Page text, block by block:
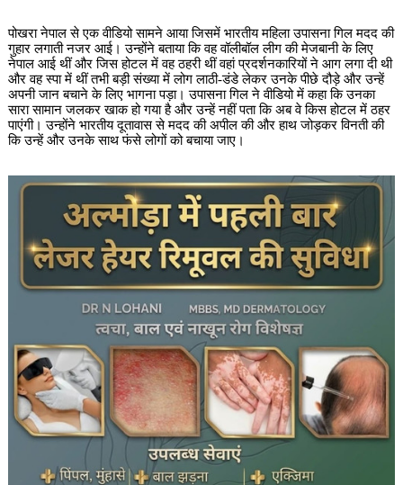
पोखरा नेपाल से एक वीडियो सामने आया जिसमें भारतीय महिला उपासना गिल मदद की
गुहार लगाती नजर आई। उन्होंने बताया कि वह वॉलीबॉल लीग की मेजबानी के लिए
नेपाल आई थीं और जिस होटल में वह ठहरी थीं वहां प्रदर्शनकारियों ने आग लगा दी थी
और वह स्पा में थीं तभी बड़ी संख्या में लोग लाठी-डंडे लेकर उनके पीछे दौड़े और उन्हें
अपनी जान बचाने के लिए भागना पड़ा। उपासना गिल ने वीडियो में कहा कि उनका
सारा सामान जलकर खाक हो गया है और उन्हें नहीं पता कि अब वे किस होटल में ठहर
पाएंगी। उन्होंने भारतीय दूतावास से मदद की अपील की और हाथ जोड़कर विनती की
कि उन्हें और उनके साथ फंसे लोगों को बचाया जाए।